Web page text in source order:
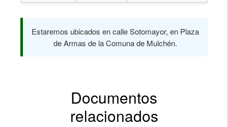
Estaremos ubicados en calle Sotomayor, en Plaza
de Armas de la Comuna de Mulchén.
Documentos
relacionados